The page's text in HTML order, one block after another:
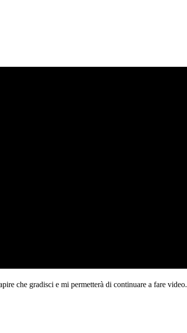
che gradisci e mi permetterà di continuare a fare